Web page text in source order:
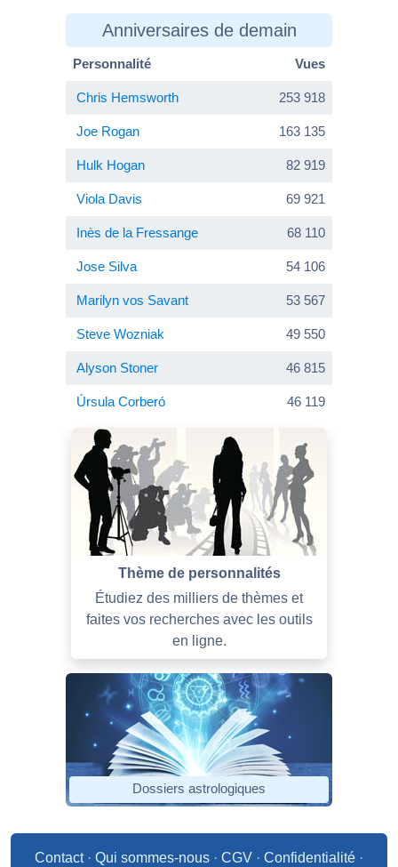
Anniversaires de demain
Personnalité Vues
Chris Hemsworth 253 918
Joe Rogan 163 135
Hulk Hogan 82 919
Viola Davis 69 921
Inès de la Fressange 68 110
Jose Silva 54 106
Marilyn vos Savant 53 567
Steve Wozniak 49 550
Alyson Stoner 46 815
Úrsula Corberó 46 119
Thème de personnalités
Étudiez des milliers de thèmes et
faites vos recherches avec les outils
en ligne.
Dossiers astrologiques
Contact· Qui sommes-nous · CGV · Confidentialité ·